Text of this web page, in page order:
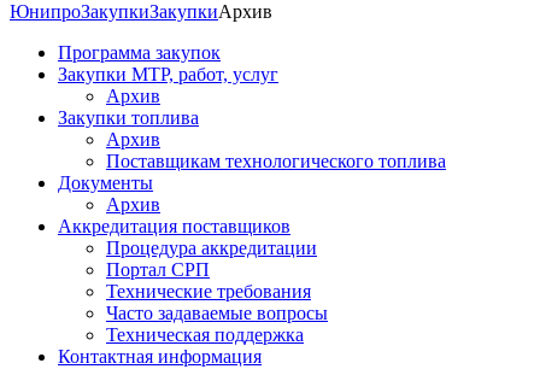
ЮнипроЗакупкиЗакупкиАрхив
Программа закупок
Закупки МТР, работ, услуг
Архив
Закупки топлива
Архив
Поставщикам технологического топлива
Документы
Архив
Аккредитация поставщиков
Процедура аккредитации
Портал СРП
Технические требования
Часто задаваемые вопросы
Техническая поддержка
Контактная информация